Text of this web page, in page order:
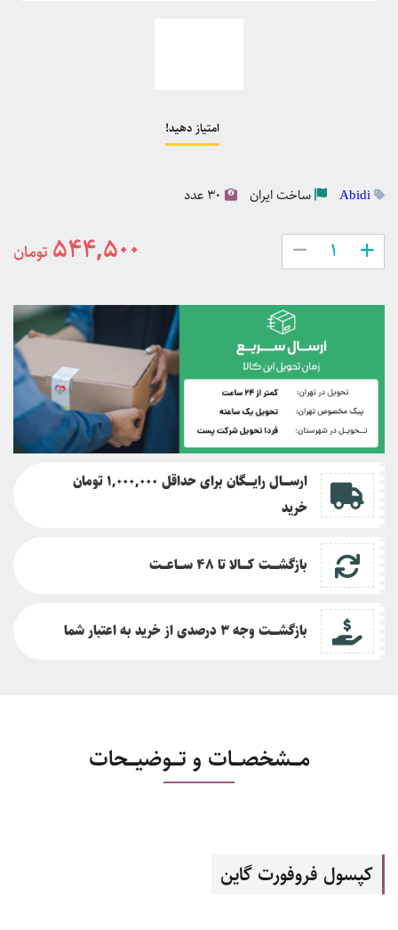
امتیاز دهید!
Abidi ساختایران
544,500 تومان
ارســــال رایــــگان برای حداقل 1,000,000 تومان
خرید
بازگشــــت کــــالا تا48 ســـاعـــت
بازگشــــت وجه 3 درصدی از خرید به اعتبار شما
مـــشخصـــات و تـــوضیـــحات
کپسول فروفورت گاین